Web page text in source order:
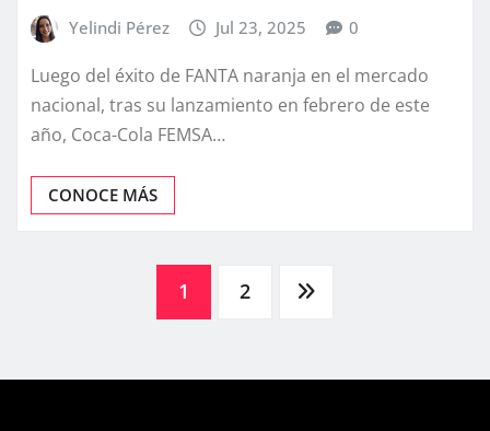
Yelindi Pérez Jul 23, 2025 0
Luego del éxito de FANTA naranja en el mercado
nacional, tras su lanzamiento en febrero de este
año, Coca-Cola FEMSA…
CONOCE MÁS
1 2